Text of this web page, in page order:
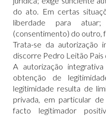
do ato. Em certas
liberdade para
(consentimento) do outro,
Trata-se da autorização
discorre Pedro Leitão Pais
A autorização
obtenção de
legitimidade resulta de
privada, em particular
facto legitimador